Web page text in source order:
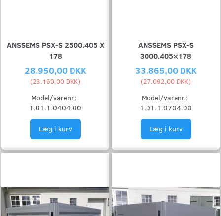
ANSSEMS PSX-S 2500.405 X
178
28.950,00 DKK
(23.160,00 DKK)
Model/varenr.:
1.01.1.0404.00
Læg i kurv
ANSSEMS PSX-S
3000.405×178
33.865,00 DKK
(27.092,00 DKK)
Model/varenr.:
1.01.1.0704.00
Læg i kurv